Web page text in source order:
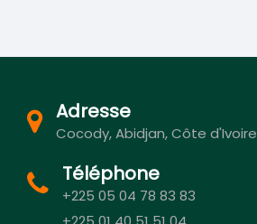
Adresse
Cocody, Abidjan, Côte d'Ivoire
Téléphone
+225 05 04 78 83 83